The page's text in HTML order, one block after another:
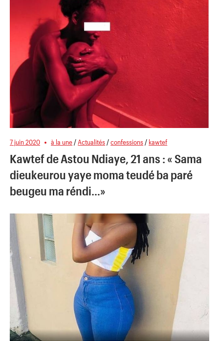
7 juin 2020 à la une /Actualités /confessions / kawtef
Kawtef de Astou Ndiaye, 21 ans : « Sama
dieukeurou yaye moma teudé ba paré
beugeu ma réndi…»